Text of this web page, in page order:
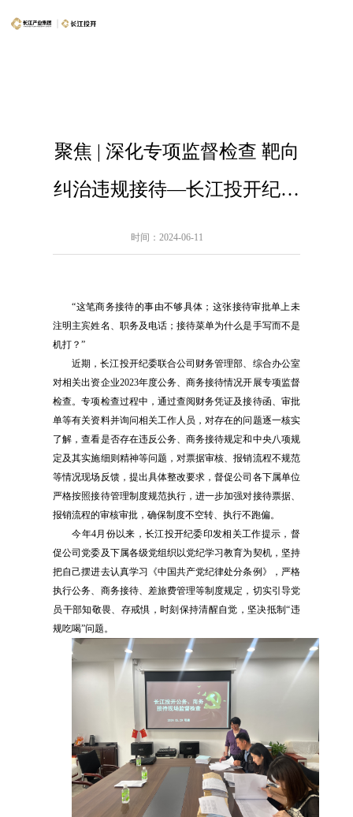
聚焦 | 深化专项监督检查 靶向
纠治违规接待—长江投开纪委
时间：2024-06-11
“这笔商务接待的事由不够具体；这张接待审批单上未
注明主宾姓名、职务及电话；接待菜单为什么是手写而不是
机打？”
近期，长江投开纪委联合公司财务管理部、综合办公室
对相关出资企业2023年度公务、商务接待情况开展专项监督
检查。专项检查过程中，通过查阅财务凭证及接待函、审批
单等有关资料并询问相关工作人员，对存在的问题逐一核实
了解，查看是否存在违反公务、商务接待规定和中央八项规
定及其实施细则精神等问题，对票据审核、报销流程不规范
等情况现场反馈，提出具体整改要求，督促公司各下属单位
严格按照接待管理制度规范执行，进一步加强对接待票据、
报销流程的审核审批，确保制度不空转、执行不跑偏。
今年4月份以来，长江投开纪委印发相关工作提示，督
促公司党委及下属各级党组织以党纪学习教育为契机，坚持
把自己摆进去认真学习《中国共产党纪律处分条例》，严格
执行公务、商务接待、差旅费管理等制度规定，切实引导党
员干部知敬畏、存戒惧，时刻保持清醒自觉，坚决抵制“违
规吃喝”问题。